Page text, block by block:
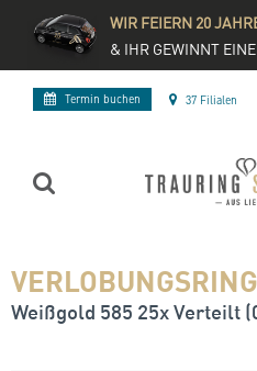
WIR FEIERN 20
& IHR GEWINNT
Termin buchen 37 Filialen
Weißgold 585 25x Verteilt